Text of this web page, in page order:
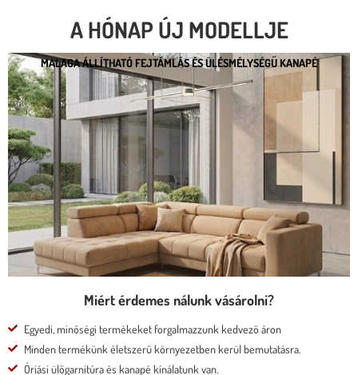
A HÓNAP ÚJ MODELLJE
MALAGA ÁLLÍTHATÓ FEJTÁMLÁS ÉS ÜLÉSMÉLYSÉGŰ KANAPÉ
MALAGA ÁLLÍTHATÓ FEJTÁMLÁS ÉS
ÜLÉSMÉLYSÉGŰ KANAPÉ
* kedvező ár
* moduláris rendszer
* motoros állíthatóság
Megnézem
Miért érdemes nálunk vásárolni?
Egyedi, minőségi termékeket forgalmazzunk kedvező áron
Minden termékünk életszerű környezetben kerül bemutatásra.
Óriási ülőgarnitúra és kanapé kínálatunk van.